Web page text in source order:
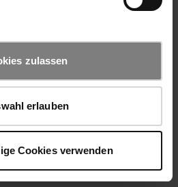
zulassen
erlauben
Cookies verwenden